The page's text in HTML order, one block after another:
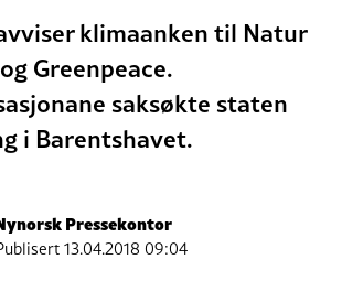
klimaanken til Natur
Greenpeace.
saksøkte staten
i Barentshavet.
Pressekontor
13.04.2018 09:04